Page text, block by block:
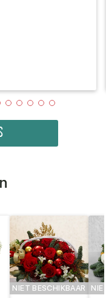
NIET BESCHIKBAAR